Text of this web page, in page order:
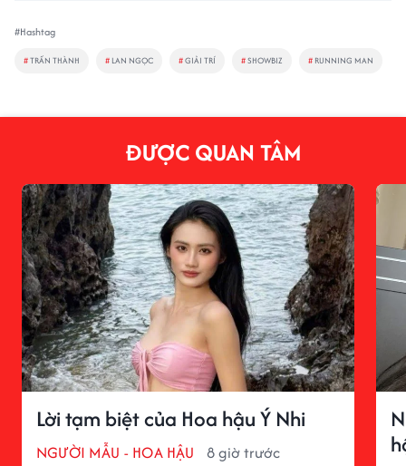
#Hashtag
#TRẤN THÀNH # LAN NGỌC #GIẢI TRÍ #SHOWBIZ # RUNNING MAN
ĐƯỢC QUAN TÂM
Lời tạm biệt của Hoa hậu Ý Nhi
NGƯỜI MẪU - HOA HẬU 8 giờ trước